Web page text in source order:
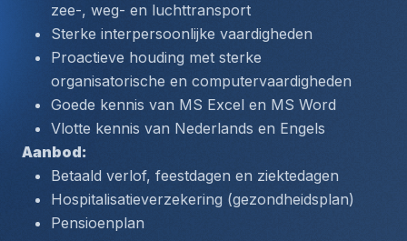
zee-, weg- en luchttransport
Sterke interpersoonlijke vaardigheden
Proactieve houding met sterke
organisatorische en computervaardigheden
Goede kennis van MS Excel en MS Word
Vlotte kennis van Nederlands en Engels
Aanbod:
Betaald verlof, feestdagen en ziektedagen
Hospitalisatieverzekering (gezondheidsplan)
Pensioenplan